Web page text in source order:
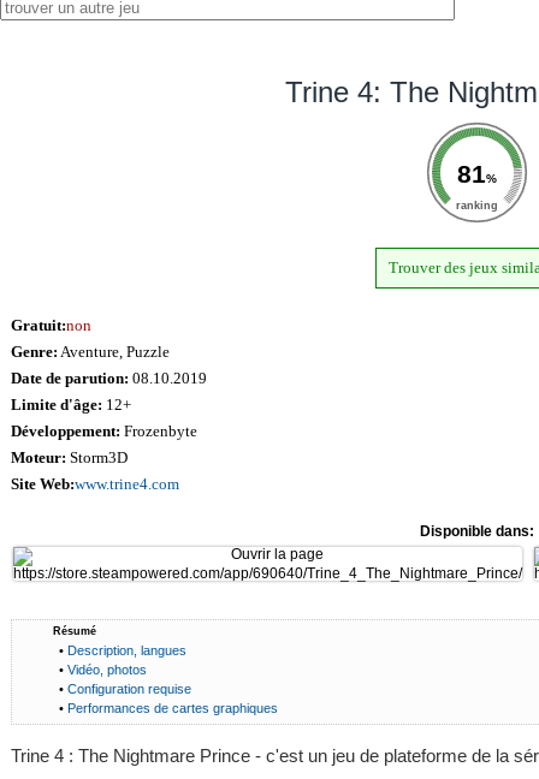
Trine 4: The
81%
ranking
Trouver des jeux
Gratuit:non
Genre: Aventure, Puzzle
Date de parution: 08.10.2019
Limite d'âge: 12+
Développement: Frozenbyte
Moteur: Storm3D
Site Web:www.trine4.com
Disponible dans:
Résumé
• Description, langues
• Vidéo, photos
• Configuration requise
• Performances de cartes graphiques
Trine 4 : The Nightmare Prince - c'est un jeu de plateforme de la